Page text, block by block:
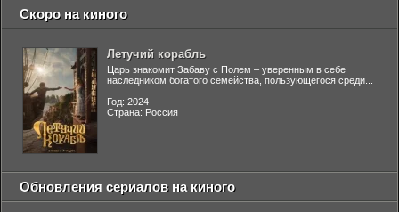
Скоро на киного
Летучий корабль
Царь знакомит Забаву с Полем – уверенным в себе
наследником богатого семейства, пользующегося среди...
Год: 2024
Страна: Россия
Обновления сериалов на киного